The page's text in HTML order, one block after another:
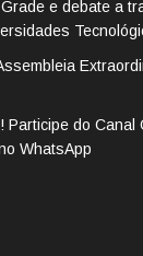
e debate a
Participe do Canal
WhatsApp